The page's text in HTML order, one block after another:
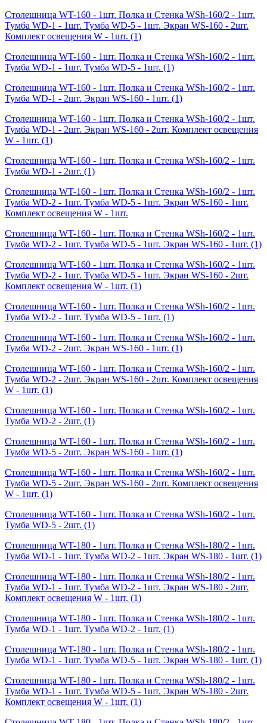
Столешница WT-160 - 1шт. Полка и Стенка WSh-160/2 - 1шт.
Тумба WD-1 - 1шт. Тумба WD-5 - 1шт. Экран WS-160 - 2шт.
Комплект освещения W - 1шт. (1)
Столешница WT-160 - 1шт. Полка и Стенка WSh-160/2 - 1шт.
Тумба WD-1 - 1шт. Тумба WD-5 - 1шт. (1)
Столешница WT-160 - 1шт. Полка и Стенка WSh-160/2 - 1шт.
Тумба WD-1 - 2шт. Экран WS-160 - 1шт. (1)
Столешница WT-160 - 1шт. Полка и Стенка WSh-160/2 - 1шт.
Тумба WD-1 - 2шт. Экран WS-160 - 2шт. Комплект освещения
W - 1шт. (1)
Столешница WT-160 - 1шт. Полка и Стенка WSh-160/2 - 1шт.
Тумба WD-1 - 2шт. (1)
Столешница WT-160 - 1шт. Полка и Стенка WSh-160/2 - 1шт.
Тумба WD-2 - 1шт. Тумба WD-5 - 1шт. Экран WS-160 - 1шт.
Комплект освещения W - 1шт.
Столешница WT-160 - 1шт. Полка и Стенка WSh-160/2 - 1шт.
Тумба WD-2 - 1шт. Тумба WD-5 - 1шт. Экран WS-160 - 1шт. (1)
Столешница WT-160 - 1шт. Полка и Стенка WSh-160/2 - 1шт.
Тумба WD-2 - 1шт. Тумба WD-5 - 1шт. Экран WS-160 - 2шт.
Комплект освещения W - 1шт. (1)
Столешница WT-160 - 1шт. Полка и Стенка WSh-160/2 - 1шт.
Тумба WD-2 - 1шт. Тумба WD-5 - 1шт. (1)
Столешница WT-160 - 1шт. Полка и Стенка WSh-160/2 - 1шт.
Тумба WD-2 - 2шт. Экран WS-160 - 1шт. (1)
Столешница WT-160 - 1шт. Полка и Стенка WSh-160/2 - 1шт.
Тумба WD-2 - 2шт. Экран WS-160 - 2шт. Комплект освещения
W - 1шт. (1)
Столешница WT-160 - 1шт. Полка и Стенка WSh-160/2 - 1шт.
Тумба WD-2 - 2шт. (1)
Столешница WT-160 - 1шт. Полка и Стенка WSh-160/2 - 1шт.
Тумба WD-5 - 2шт. Экран WS-160 - 1шт. (1)
Столешница WT-160 - 1шт. Полка и Стенка WSh-160/2 - 1шт.
Тумба WD-5 - 2шт. Экран WS-160 - 2шт. Комплект освещения
W - 1шт. (1)
Столешница WT-160 - 1шт. Полка и Стенка WSh-160/2 - 1шт.
Тумба WD-5 - 2шт. (1)
Столешница WT-180 - 1шт. Полка и Стенка WSh-180/2 - 1шт.
Тумба WD-1 - 1шт. Тумба WD-2 - 1шт. Экран WS-180 - 1шт. (1)
Столешница WT-180 - 1шт. Полка и Стенка WSh-180/2 - 1шт.
Тумба WD-1 - 1шт. Тумба WD-2 - 1шт. Экран WS-180 - 2шт.
Комплект освещения W - 1шт. (1)
Столешница WT-180 - 1шт. Полка и Стенка WSh-180/2 - 1шт.
Тумба WD-1 - 1шт. Тумба WD-2 - 1шт. (1)
Столешница WT-180 - 1шт. Полка и Стенка WSh-180/2 - 1шт.
Тумба WD-1 - 1шт. Тумба WD-5 - 1шт. Экран WS-180 - 1шт. (1)
Столешница WT-180 - 1шт. Полка и Стенка WSh-180/2 - 1шт.
Тумба WD-1 - 1шт. Тумба WD-5 - 1шт. Экран WS-180 - 2шт.
Комплект освещения W - 1шт. (1)